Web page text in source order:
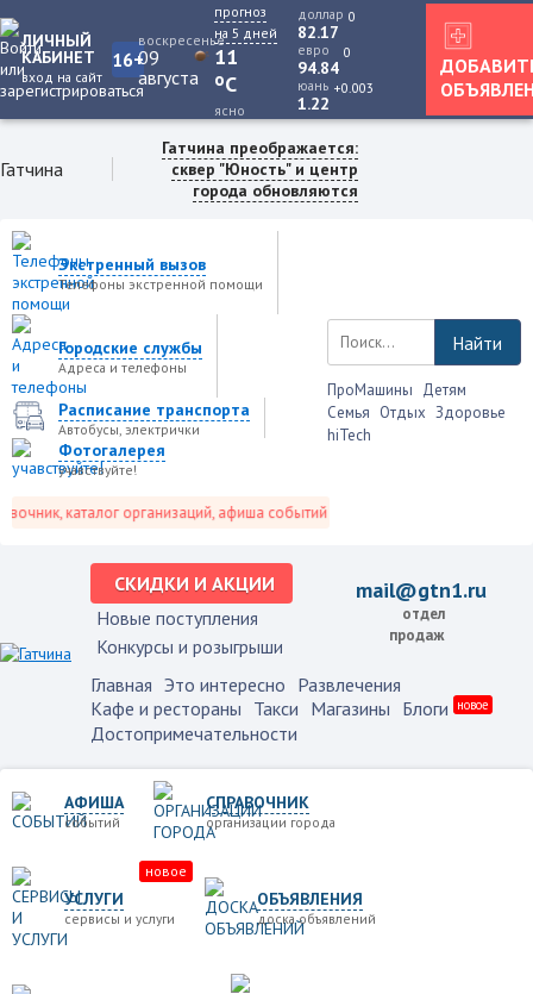
ЛИЧНЫЙ
КАБИНЕТ
вход на сайт
16+
воскресенье
09
августа
прогноз
на 5 дней
11
oC
ясно
доллар
82.17
0
евро
94.84
0
юань
1.22
+0.003
Гатчина
Гатчина преображается:
сквер "Юность" и центр
города обновляются
Экстренный вызов
Телефоны экстренной помощи
Городские службы
Адреса и телефоны
Расписание транспорта
Автобусы, электрички
Фотогалерея
учавствуйте!
каталог организаций, афиша событий и не только это.
Найти
ПроМашины Детям
Семья Отдых Здоровье
hiTech
СКИДКИ И АКЦИИ
Новые поступления
Конкурсы и розыгрыши
mail@gtn1.ru
отдел
продаж
Главная Это интересно Развлечения
Кафе и рестораны Такси Магазины Блоги новое
Достопримечательности
АФИША
событий
СПРАВОЧНИК
организации города
УСЛУГИ
сервисы и услуги
новое
ОБЪЯВЛЕНИЯ
доска объявлений